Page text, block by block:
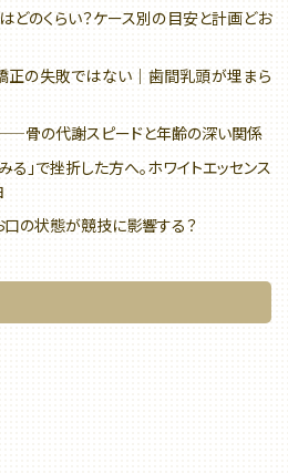
どのくらい？ケース別の目安と計画どお
正の失敗ではない｜歯間乳頭が埋まら
骨の代謝スピードと年齢の深い関係
る」で挫折した方へ。ホワイトエッセンス
の状態が競技に影響する？